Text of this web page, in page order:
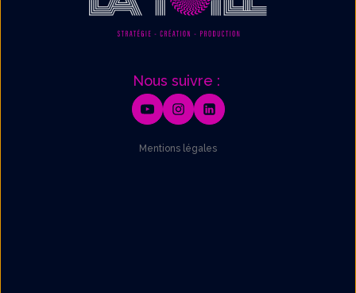
Nous suivre :
Mentions légales